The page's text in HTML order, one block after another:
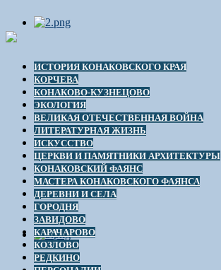
ИСТОРИЯ КОНАКОВСКОГО КРАЯ
КОРЧЕВА
КОНАКОВО-КУЗНЕЦОВО
ЭКОЛОГИЯ
ВЕЛИКАЯ ОТЕЧЕСТВЕННАЯ ВОЙНА
ЛИТЕРАТУРНАЯ ЖИЗНЬ
ИСКУССТВО
ЦЕРКВИ И ПАМЯТНИКИ АРХИТЕКТУРЫ
КОНАКОВСКИЙ ФАЯНС
МАСТЕРА КОНАКОВСКОГО ФАЯНСА
ДЕРЕВНИ И СЕЛА
ГОРОДНЯ
ЗАВИДОВО
КАРАЧАРОВО
КОЗЛОВО
РЕДКИНО